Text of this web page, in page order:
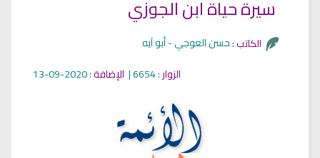
الكاتب :
الزوار: 6654 | الإضافة: 2020-09-13